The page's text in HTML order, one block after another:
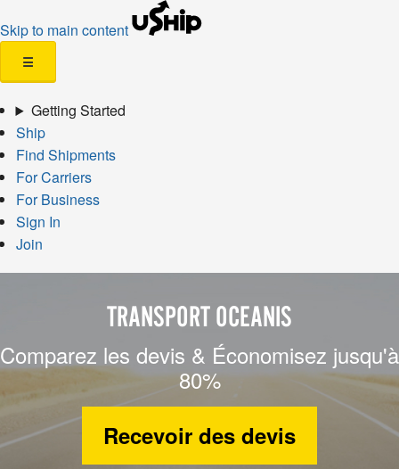
Skip to main content
☰
Getting Started
Ship
Find Shipments
For Carriers
For Business
Sign In
Join
TRANSPORT OCEANIS
Comparez les devis & Économisez jusqu'à
80%
Recevoir des devis